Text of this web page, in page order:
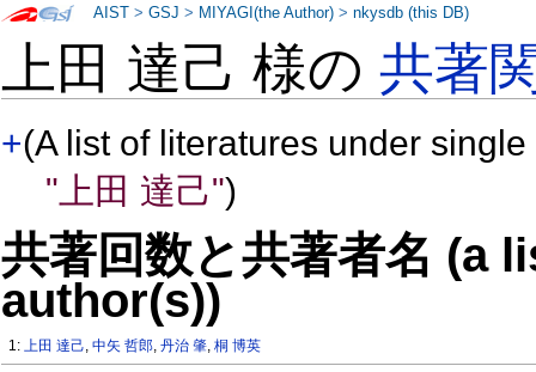
上田 達己 様の共著
+(A list of literatures under
"上田 達己")
共著回数と共著者名 (a
author(s))
1:上田 達己,中矢 哲郎,丹治 肇,桐 博英
AIST >GSJ > MIYAGI(the Author) >nkysdb (this DB)